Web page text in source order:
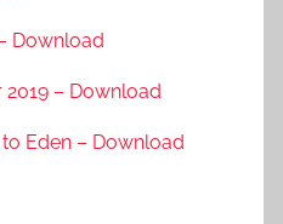
Download
– Download
Eden – Download